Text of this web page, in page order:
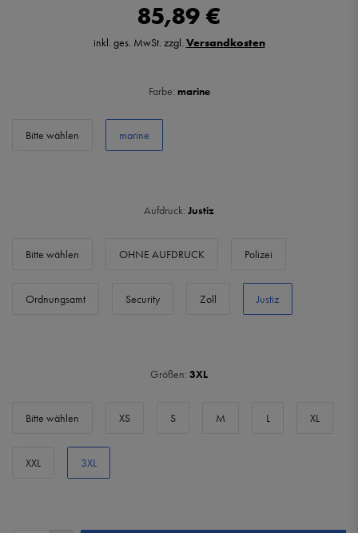
85,89 €
inkl. ges. MwSt. zzgl. Versandkosten
Farbe: marine
Bitte wählen marine
Aufdruck: Justiz
Bitte wählen OHNE AUFDRUCK Polizei
Ordnungsamt Security Zoll Justiz
Größen: 3XL
Bitte wählen XS S M L XL
XXL 3XL